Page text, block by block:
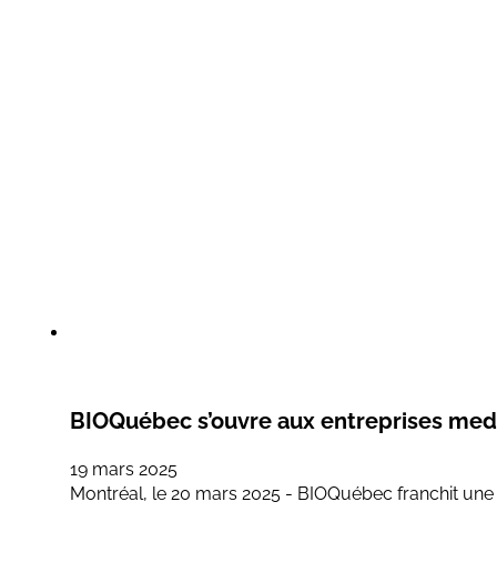
BIOQuébec s’ouvre aux entreprises
19 mars 2025
Montréal, le 20 mars 2025 - BIOQuébec franchit